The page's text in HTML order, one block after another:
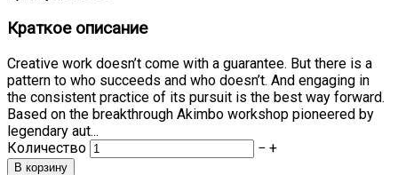
Краткое описание
Creative work doesn’t come with a guarantee. But there is a
pattern to who succeeds and who doesn’t. And engaging in
the consistent practice of its pursuit is the best way forward.
Based on the breakthrough Akimbo workshop pioneered by
legendary aut...
Количество
− +